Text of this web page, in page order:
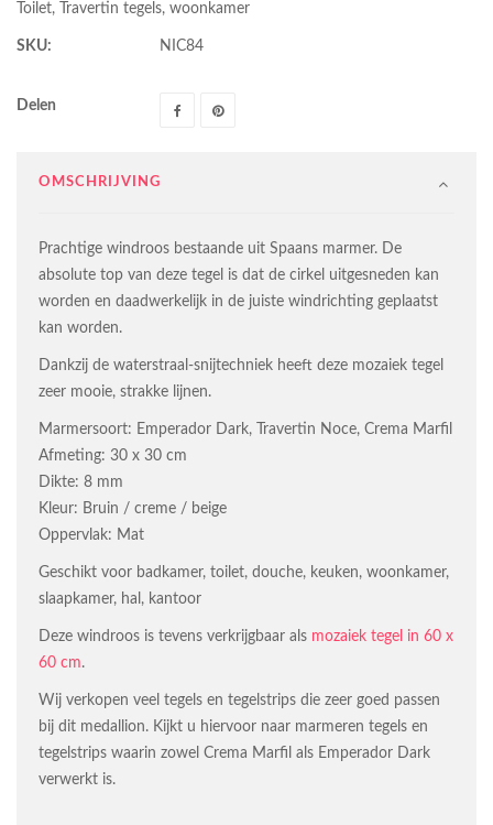
Toilet, Travertin tegels, woonkamer
SKU: NIC84
Delen
OMSCHRIJVING
Prachtige windroos bestaande uit Spaans marmer. De
absolute top van deze tegel is dat de cirkel uitgesneden kan
worden en daadwerkelijk in de juiste windrichting geplaatst
kan worden.
Dankzij de waterstraal-snijtechniek heeft deze mozaiek tegel
zeer mooie, strakke lijnen.
Marmersoort: Emperador Dark, Travertin Noce, Crema Marfil
Afmeting: 30 x 30 cm
Dikte: 8 mm
Kleur: Bruin / creme / beige
Oppervlak: Mat
Geschikt voor badkamer, toilet, douche, keuken, woonkamer,
slaapkamer, hal, kantoor
Deze windroos is tevens verkrijgbaar als mozaiek tegel in 60 x
60 cm.
Wij verkopen veel tegels en tegelstrips die zeer goed passen
bij dit medallion. Kijkt u hiervoor naar marmeren tegels en
tegelstrips waarin zowel Crema Marfil als Emperador Dark
verwerkt is.